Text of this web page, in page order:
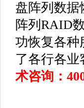
盘阵列数据
阵列RAID
功恢复各种
了各行各业
术咨询：